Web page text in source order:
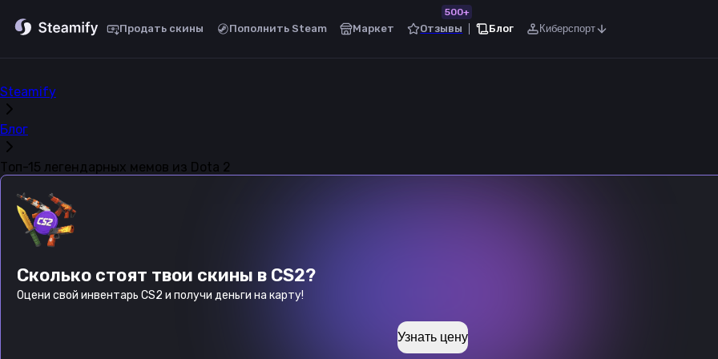
Продать скины Пополнить Steam Маркет Отзывы
500+
Блог Киберспорт
Steamify
Блог
Топ-15 легендарных мемов из Dota 2
Сколько стоят твои скины в CS2?
Оцени свой инвентарь CS2 и получи деньги на карту!
Узнать цену